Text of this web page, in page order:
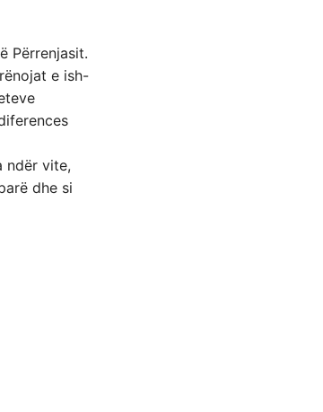
Përrenjasit.
e ish-
ndër vite,
dhe si